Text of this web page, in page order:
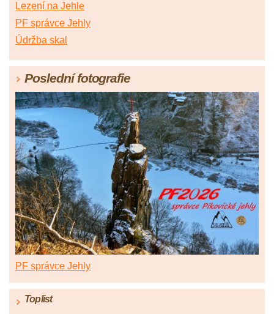
Lezení na Jehle
PF správce Jehly
Údržba skal
Poslední fotografie
PF správce Jehly
Toplist